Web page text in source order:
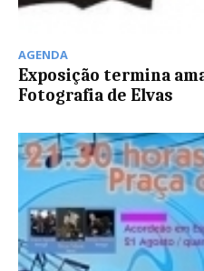
AGENDA
Exposição termina
Fotografia de Elvas